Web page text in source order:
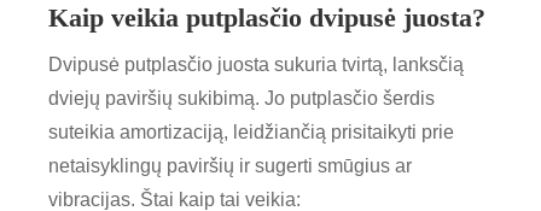
Kaip veikia putplasčio dvipusė juosta?
Dvipusė putplasčio juosta sukuria tvirtą, lanksčią
dviejų paviršių sukibimą. Jo putplasčio šerdis
suteikia amortizaciją, leidžiančią prisitaikyti prie
netaisyklingų paviršių ir sugerti smūgius ar
vibracijas. Štai kaip tai veikia: